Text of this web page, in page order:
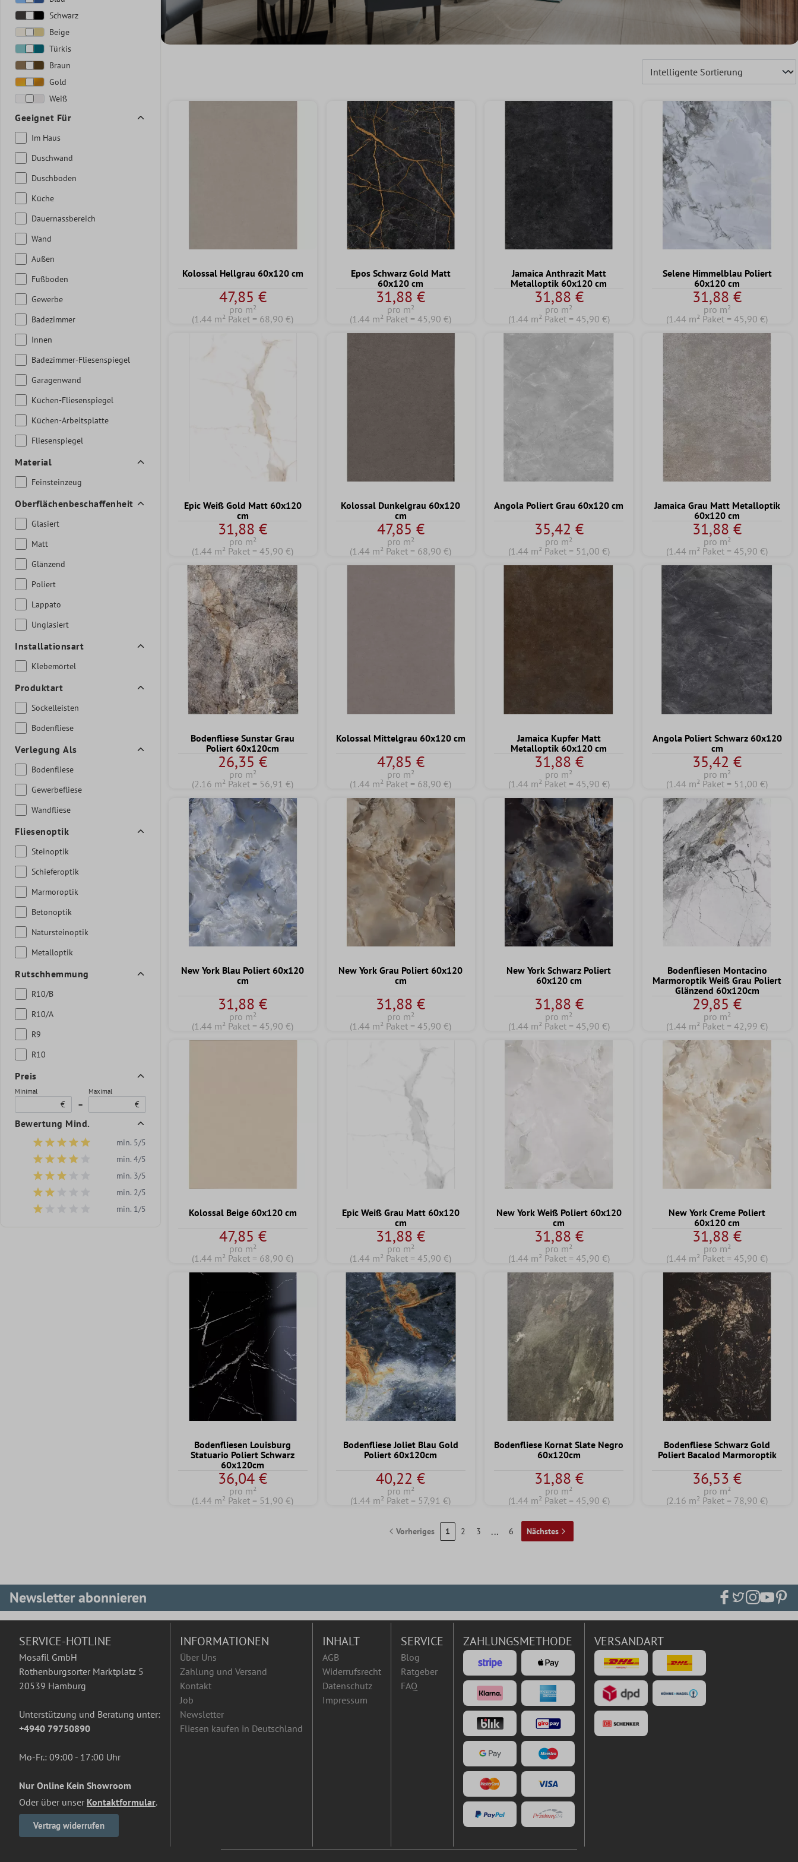
Schwarz
Beige
Türkis
Braun
Gold
Weiß
Geeignet Für
Im Haus
Duschwand
Duschboden
Küche
Dauernassbereich
Wand
Außen
Fußboden
Gewerbe
Badezimmer
Innen
Badezimmer-Fliesenspiegel
Garagenwand
Küchen-Fliesenspiegel
Küchen-Arbeitsplatte
Fliesenspiegel
Material
Feinsteinzeug
Oberflächenbeschaffenheit
Glasiert
Matt
Glänzend
Poliert
Lappato
Unglasiert
Installationsart
Klebemörtel
Produktart
Sockelleisten
Bodenfliese
Verlegung Als
Bodenfliese
Gewerbefliese
Wandfliese
Fliesenoptik
Steinoptik
Schieferoptik
Marmoroptik
Betonoptik
Natursteinoptik
Metalloptik
Rutschhemmung
R10/B
R10/A
R9
R10
Preis
Minimal
€ –
Maximal
€
Bewertung Mind.
Filter hinzufügen: Minimum Bewertung von 5 von 5 Sternen
min. 5/5
Filter hinzufügen: Minimum Bewertung von 4 von 5 Sternen
min. 4/5
Filter hinzufügen: Minimum Bewertung von 3 von 5 Sternen
min. 3/5
Filter hinzufügen: Minimum Bewertung von 2 von 5 Sternen
min. 2/5
Filter hinzufügen: Minimum Bewertung von 1 von 5 Sternen
min. 1/5
Kolossal Hellgrau 60x120 cm
47,85 €
pro m²
(1.44 m² Paket = 68,90 €)
Epos Schwarz Gold Matt
60x120 cm
31,88 €
pro m²
(1.44 m² Paket = 45,90 €)
Jamaica Anthrazit Matt
Metalloptik 60x120 cm
31,88 €
pro m²
(1.44 m² Paket = 45,90 €)
Selene Himmelblau Poliert
60x120 cm
31,88 €
pro m²
(1.44 m² Paket = 45,90 €)
Epic Weiß Gold Matt 60x120
cm
31,88 €
pro m²
(1.44 m² Paket = 45,90 €)
Kolossal Dunkelgrau 60x120
cm
47,85 €
pro m²
(1.44 m² Paket = 68,90 €)
Angola Poliert Grau 60x120 cm
35,42 €
pro m²
(1.44 m² Paket = 51,00 €)
Jamaica Grau Matt Metalloptik
60x120 cm
31,88 €
pro m²
(1.44 m² Paket = 45,90 €)
Bodenfliese Sunstar Grau
Poliert 60x120cm
26,35 €
pro m²
(2.16 m² Paket = 56,91 €)
Kolossal Mittelgrau 60x120 cm
47,85 €
pro m²
(1.44 m² Paket = 68,90 €)
Jamaica Kupfer Matt
Metalloptik 60x120 cm
31,88 €
pro m²
(1.44 m² Paket = 45,90 €)
Angola Poliert Schwarz 60x120
cm
35,42 €
pro m²
(1.44 m² Paket = 51,00 €)
New York Blau Poliert 60x120
cm
31,88 €
pro m²
(1.44 m² Paket = 45,90 €)
New York Grau Poliert 60x120
cm
31,88 €
pro m²
(1.44 m² Paket = 45,90 €)
New York Schwarz Poliert
60x120 cm
31,88 €
pro m²
(1.44 m² Paket = 45,90 €)
Tipp
Bodenfliesen Montacino
Marmoroptik Weiß Grau Poliert
Glänzend 60x120cm
29,85 €
pro m²
(1.44 m² Paket = 42,99 €)
Kolossal Beige 60x120 cm
47,85 €
pro m²
(1.44 m² Paket = 68,90 €)
Epic Weiß Grau Matt 60x120
cm
31,88 €
pro m²
(1.44 m² Paket = 45,90 €)
New York Weiß Poliert 60x120
cm
31,88 €
pro m²
(1.44 m² Paket = 45,90 €)
New York Creme Poliert
60x120 cm
31,88 €
pro m²
(1.44 m² Paket = 45,90 €)
Bodenfliesen Louisburg
Statuario Poliert Schwarz
60x120cm
36,04 €
pro m²
(1.44 m² Paket = 51,90 €)
Bodenfliese Joliet Blau Gold
Poliert 60x120cm
40,22 €
pro m²
(1.44 m² Paket = 57,91 €)
Bodenfliese Kornat Slate Negro
60x120cm
31,88 €
pro m²
(1.44 m² Paket = 45,90 €)
Bodenfliese Schwarz Gold
Poliert Bacalod Marmoroptik
36,53 €
pro m²
(2.16 m² Paket = 78,90 €)
Vorheriges 1 2 3 ... 6 Nächstes
Newsletter abonnieren
SERVICE-HOTLINE
Mosafil GmbH
Rothenburgsorter Marktplatz 5
20539 Hamburg
Unterstützung und Beratung unter:
+4940 79750890
Mo-Fr.: 09:00 - 17:00 Uhr
Nur Online Kein Showroom
Oder über unser Kontaktformular.
Vertrag widerrufen
INFORMATIONEN
Über Uns
Zahlung und Versand
Kontakt
Job
Newsletter
Fliesen kaufen in Deutschland
INHALT
AGB
Widerrufsrecht
Datenschutz
Impressum
SERVICE
Blog
Ratgeber
FAQ
ZAHLUNGSMETHODE VERSANDART